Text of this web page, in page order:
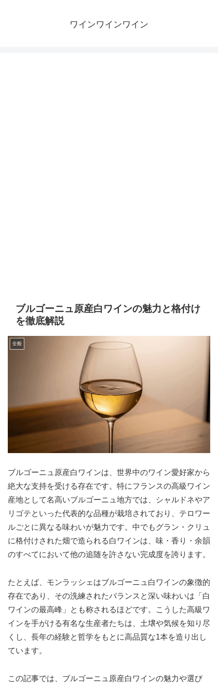
ワインワインワイン
ブルゴーニュ原産白ワインの魅力と格付け
を徹底解説
全般
ブルゴーニュ原産白ワインは、世界中のワイン愛好家から
絶大な支持を受ける存在です。特にフランスの高級ワイン
産地として名高いブルゴーニュ地方では、シャルドネやア
リゴテといった代表的な品種が栽培されており、テロワー
ルごとに異なる味わいが魅力です。中でもグラン・クリュ
に格付けされた畑で造られる白ワインは、味・香り・余韻
のすべてにおいて他の追随を許さない完成度を誇ります。
たとえば、モンラッシェはブルゴーニュ白ワインの象徴的
存在であり、その洗練されたバランスと深い味わいは「白
ワインの最高峰」とも称されるほどです。こうした高級ワ
インを手がける有名な生産者たちは、土壌や気候を知り尽
くし、長年の経験と哲学をもとに高品質な1本を造り出し
ています。
この記事では、ブルゴーニュ原産白ワインの魅力や選び